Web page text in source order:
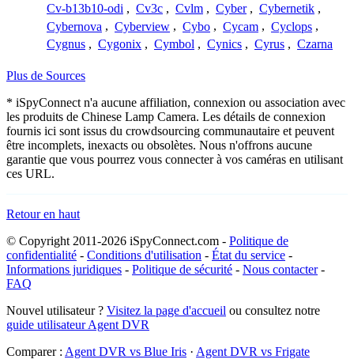
Cv-b13b10-odi , Cv3c , Cvlm , Cyber , Cybernetik ,
Cybernova , Cyberview , Cybo , Cycam , Cyclops ,
Cygnus , Cygonix , Cymbol , Cynics , Cyrus , Czarna
Plus de Sources
* iSpyConnect n'a aucune affiliation, connexion ou association avec
les produits de Chinese Lamp Camera. Les détails de connexion
fournis ici sont issus du crowdsourcing communautaire et peuvent
être incomplets, inexacts ou obsolètes. Nous n'offrons aucune
garantie que vous pourrez vous connecter à vos caméras en utilisant
ces URL.
Retour en haut
© Copyright 2011-2026 iSpyConnect.com - Politique de
confidentialité - Conditions d'utilisation - État du service -
Informations juridiques - Politique de sécurité - Nous contacter-
FAQ
Nouvel utilisateur ? Visitez la page d'accueil ou consultez notre
guide utilisateur Agent DVR
Comparer : Agent DVR vs Blue Iris · Agent DVR vs Frigate